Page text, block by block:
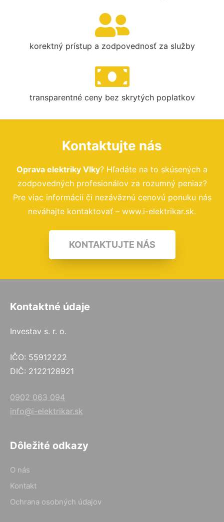
korektný prístup a zodpovednosť za služby
transparentné ceny bez skrytých poplatkov
Kontaktujte nás
Oprava elektriky Vlky? Hľadáte na to skúsených a
zodpovedných profesionálov za rozumný peniaz?
Pre viac informácií či nezáväznú cenovú ponuku nás
neváhajte kontaktovať – www.i-elektrikar.sk.
KONTAKTUJTE NÁS
Kontaktné údaje
Investav s. r. o.
IČO: 55912222
DIČ: 2122128921
0902 063 094
info@i-elektrikar.sk
Dôležité odkazy
O nás
Kontakt
Ochrana osobných údajov